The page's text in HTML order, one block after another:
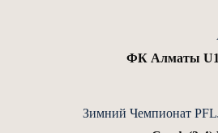
ФК Алматы
Зимний Чемпионат